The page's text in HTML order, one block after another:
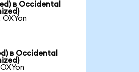
в Occidental
OXYon
в Occidental